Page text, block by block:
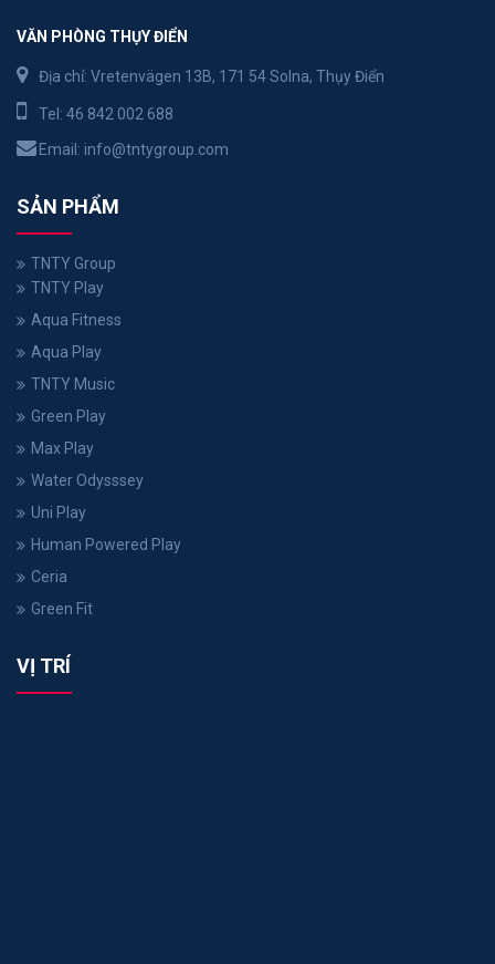
VĂN PHÒNG THỤY ĐIỂN
Địa chỉ: Vretenvägen 13B, 171 54 Solna, Thụy Điển
Tel: 46 842 002 688
Email: info@tntygroup.com
SẢN PHẨM
TNTY Group
TNTY Play
Aqua Fitness
Aqua Play
TNTY Music
Green Play
Max Play
Water Odysssey
Uni Play
Human Powered Play
Ceria
Green Fit
VỊ TRÍ